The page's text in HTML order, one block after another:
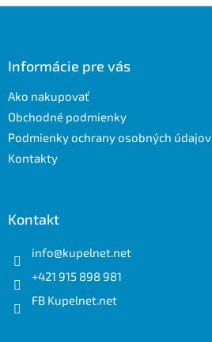
Informácie pre vás
Ako nakupovať
Obchodné podmienky
Podmienky ochrany osobných údajov
Kontakty
Kontakt
info@kupelnet.net
+421 915 898 981
FB Kupelnet.net